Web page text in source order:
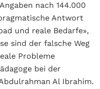
nach 144.000
Antwort
und reale Bedarfe»,
sind der falsche Weg
Probleme
bei der
Al Ibrahim.